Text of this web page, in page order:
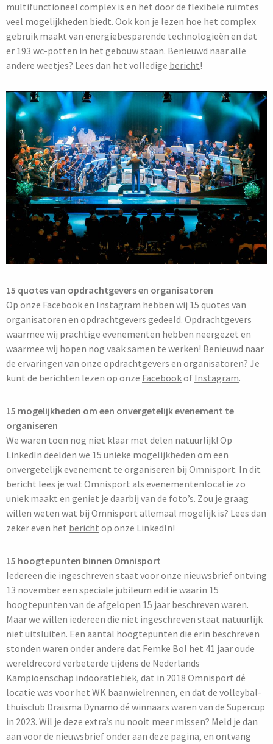
multifunctioneel complex is en het door de flexibele ruimtes
veel mogelijkheden biedt. Ook kon je lezen hoe het complex
gebruik maakt van energiebesparende technologieën en dat
er 193 wc-potten in het gebouw staan. Benieuwd naar alle
andere weetjes? Lees dan het volledige bericht!
15 quotes van opdrachtgevers en organisatoren
Op onze Facebook en Instagram hebben wij 15 quotes van
organisatoren en opdrachtgevers gedeeld. Opdrachtgevers
waarmee wij prachtige evenementen hebben neergezet en
waarmee wij hopen nog vaak samen te werken! Benieuwd naar
de ervaringen van onze opdrachtgevers en organisatoren? Je
kunt de berichten lezen op onze Facebookof Instagram.
15 mogelijkheden om een onvergetelijk evenement te
organiseren
We waren toen nog niet klaar met delen natuurlijk! Op
LinkedIn deelden we 15 unieke mogelijkheden om een
onvergetelijk evenement te organiseren bij Omnisport. In dit
bericht lees je wat Omnisport als evenementenlocatie zo
uniek maakt en geniet je daarbij van de foto’s. Zou je graag
willen weten wat bij Omnisport allemaal mogelijk is? Lees dan
zeker even het bericht op onze LinkedIn!
15 hoogtepunten binnen Omnisport
Iedereen die ingeschreven staat voor onze nieuwsbrief ontving
13 november een speciale jubileum editie waarin 15
hoogtepunten van de afgelopen 15 jaar beschreven waren.
Maar we willen iedereen die niet ingeschreven staat natuurlijk
niet uitsluiten. Een aantal hoogtepunten die erin beschreven
stonden waren onder andere dat Femke Bol het 41 jaar oude
wereldrecord verbeterde tijdens de Nederlands
Kampioenschap indooratletiek, dat in 2018 Omnisport dé
locatie was voor het WK baanwielrennen, en dat de volleybal-
thuisclub Draisma Dynamo dé winnaars waren van de Supercup
in 2023. Wil je deze extra’s nu nooit meer missen? Meld je dan
aan voor de nieuwsbrief onder aan deze pagina, en ontvang